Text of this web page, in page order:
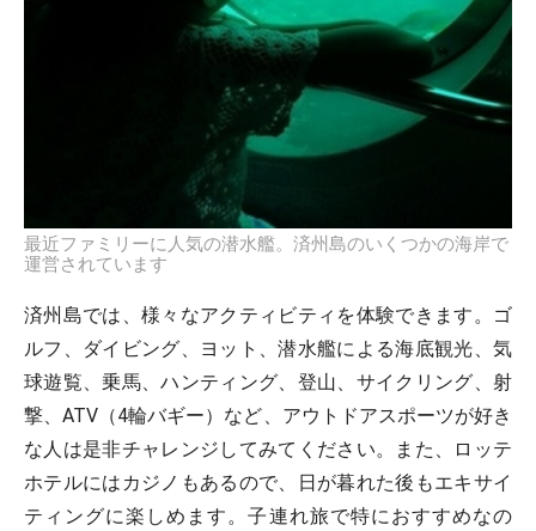
最近ファミリーに人気の潜水艦。済州島のいくつかの海岸で
運営されています
済州島では、様々なアクティビティを体験できます。ゴ
ルフ、ダイビング、ヨット、潜水艦による海底観光、気
球遊覧、乗馬、ハンティング、登山、サイクリング、射
撃、ATV（4輪バギー）など、アウトドアスポーツが好き
な人は是非チャレンジしてみてください。また、ロッテ
ホテルにはカジノもあるので、日が暮れた後もエキサイ
ティングに楽しめます。子連れ旅で特におすすめなの